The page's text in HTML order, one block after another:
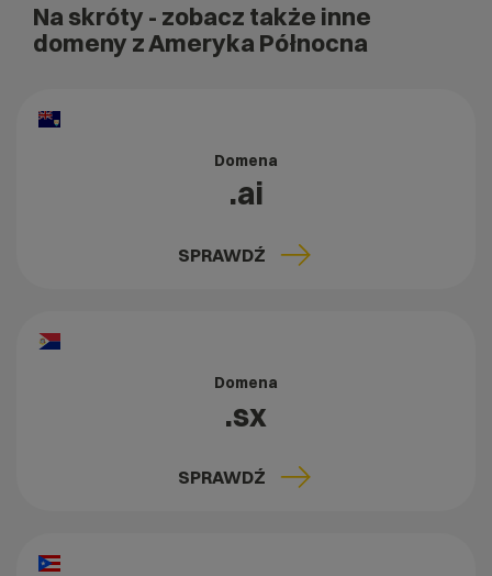
Na skróty - zobacz także inne
domeny z Ameryka Północna
Domena
.ai
SPRAWDŹ
Domena
.sx
SPRAWDŹ